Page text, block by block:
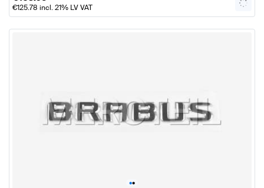
€125.78 incl. 21% LV VAT
••